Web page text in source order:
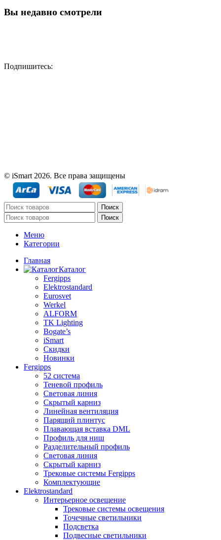
Вы недавно смотрели
Подпишитесь:
© iSmart 2026. Все права защищены
Поиск
Поиск
Меню
Категории
Главная
Каталог
Fergipps
Elektrostandard
Eurosvet
Werkel
ALFORM
TK Lighting
Bogate’s
iSmart
Скидки
Новинки
Fergipps
52 система
Теневой профиль
Световая линия
Скрытый карниз
Линейная вентиляция
Парящий плинтус
Плавающая вставка DML
Профиль для ниш
Разделительный профиль
Световая линия
Скрытый карниз
Трековые системы Fergipps
Комплектующие
Elektrostandard
Интерьерное освещение
Трековые системы освещения
Точечные светильники
Подсветка
Подвесные светильники